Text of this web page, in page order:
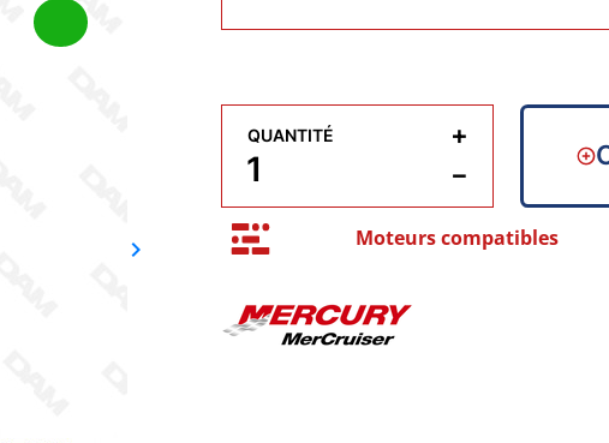
Suivant
keyboard_arrow_right
QUANTITÉ
−
+
Moteurs compatibles